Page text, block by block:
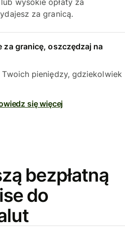
wysokie opłaty za
za granicą.
za granicę, oszczędzaj na
pieniędzy, gdziekolwiek
się więcej
bezpłatną
do